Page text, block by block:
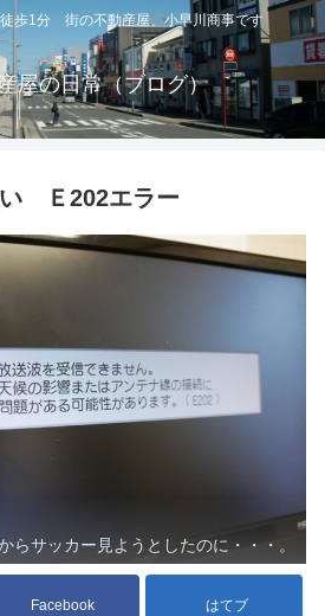
徒歩1分 街の不動産屋 小早川商事です
屋の日常（ブログ）
Ｅ202エラー
らサッカー見ようとしたのに・・・。
Facebook はてブ